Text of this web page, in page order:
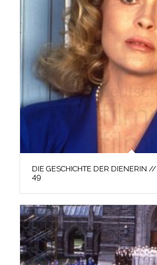
DIE GESCHICHTE DER DIENERIN
49